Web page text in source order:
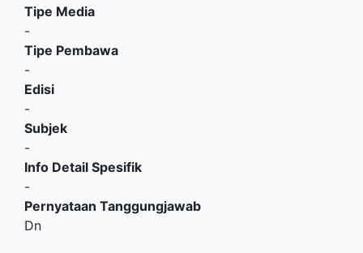
Tipe Media
-
Tipe Pembawa
-
Edisi
-
Subjek
-
Info Detail Spesifik
-
Pernyataan Tanggungjawab
Dn